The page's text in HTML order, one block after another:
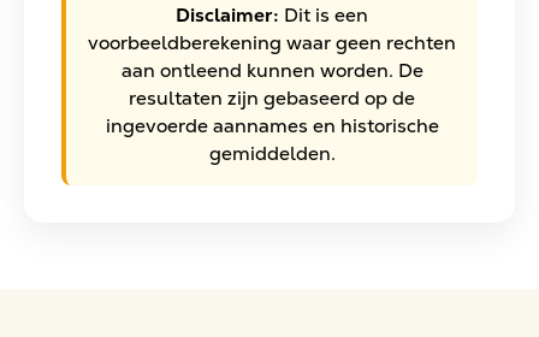
Disclaimer: Dit is een
voorbeeldberekening waar geen rechten
aan ontleend kunnen worden. De
resultaten zijn gebaseerd op de
ingevoerde aannames en historische
gemiddelden.